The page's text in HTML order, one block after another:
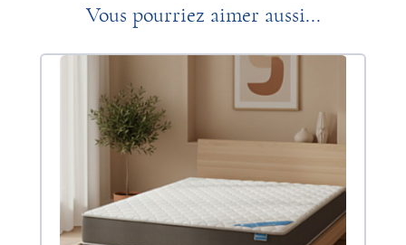
Vous pourriez aimer aussi...